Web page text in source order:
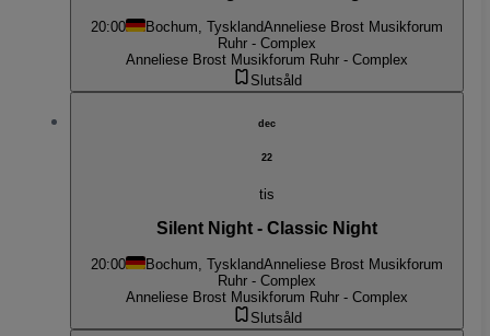
20:00 Bochum, TysklandAnneliese Brost Musikforum
Ruhr - Complex
Anneliese Brost Musikforum Ruhr - Complex
Slutsåld
dec
22
tis
Silent Night - Classic Night
20:00 Bochum, TysklandAnneliese Brost Musikforum
Ruhr - Complex
Anneliese Brost Musikforum Ruhr - Complex
Slutsåld